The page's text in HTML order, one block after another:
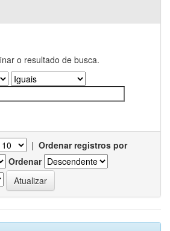
o resultado de busca.
| Ordenar registros por
Ordenar